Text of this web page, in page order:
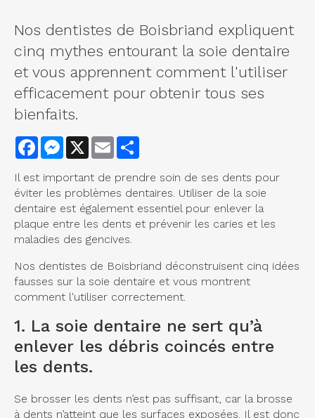
Nos dentistes de Boisbriand expliquent
cinq mythes entourant la soie dentaire
et vous apprennent comment l'utiliser
efficacement pour obtenir tous ses
bienfaits.
FacebookMessenger
X Email
Il est important de prendre soin de ses dents pour
éviter les problèmes dentaires. Utiliser de la soie
dentaire est également essentiel pour enlever la
plaque entre les dents et prévenir les caries et les
maladies des gencives.
Nos dentistes de Boisbriand déconstruisent cinq idées
fausses sur la soie dentaire et vous montrent
comment l'utiliser correctement.
1. La soie dentaire ne sert qu’à
enlever les débris coincés entre
les dents.
Se brosser les dents n’est pas suffisant, car la brosse
à dents n’atteint que les surfaces exposées. Il est donc